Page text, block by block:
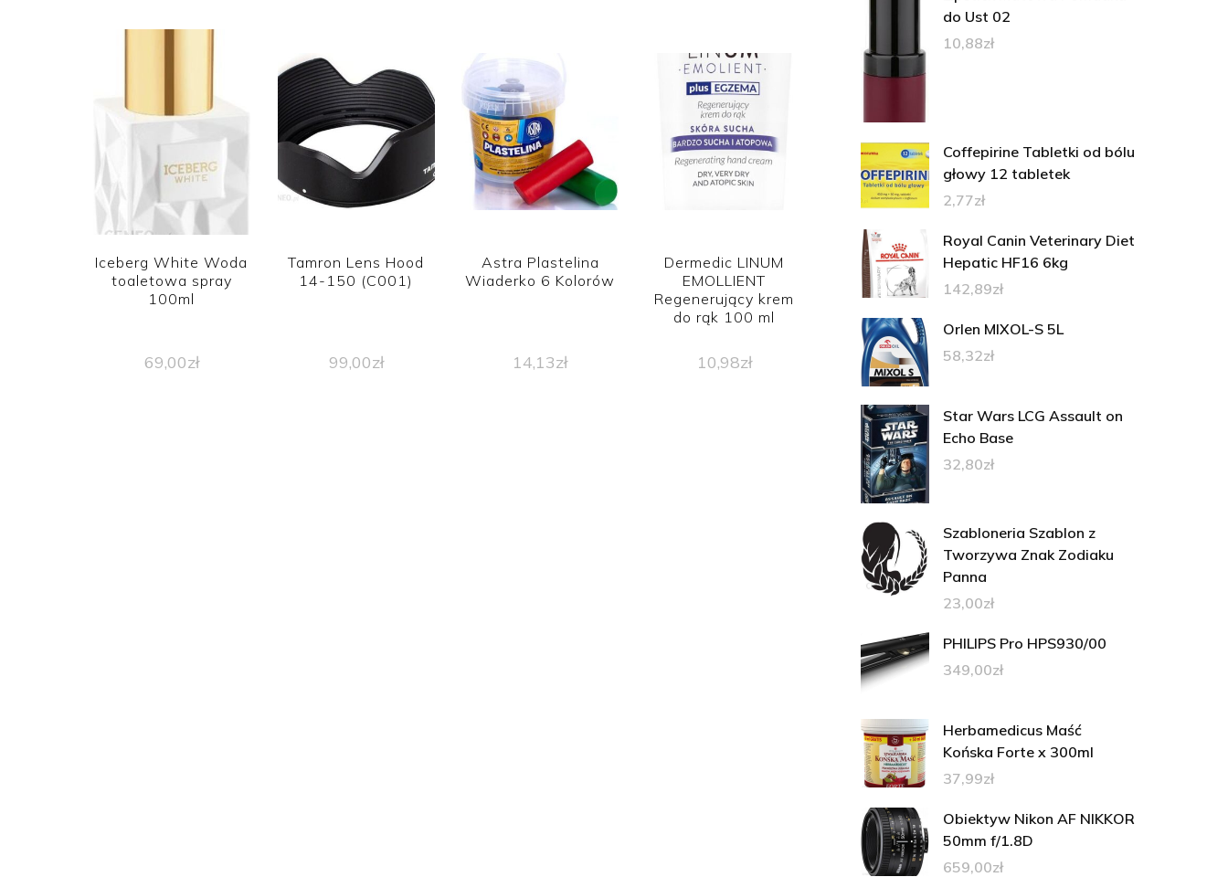
Iceberg White Woda
toaletowa spray
100ml
69,00zł
Tamron Lens Hood
14-150 (C001)
99,00zł
Astra Plastelina
Wiaderko 6 Kolorów
14,13zł
Dermedic LINUM
EMOLLIENT
Regenerujący krem
do rąk 100 ml
10,98zł
do Ust 02
10,88zł
Coffepirine Tabletki od bólu
głowy 12 tabletek
2,77zł
Royal Canin Veterinary Diet
Hepatic HF16 6kg
142,89zł
Orlen MIXOL-S 5L
58,32zł
Star Wars LCG Assault on
Echo Base
32,80zł
Szabloneria Szablon z
Tworzywa Znak Zodiaku
Panna
23,00zł
PHILIPS Pro HPS930/00
349,00zł
Herbamedicus Maść
Końska Forte x 300ml
37,99zł
Obiektyw Nikon AF NIKKOR
50mm f/1.8D
659,00zł